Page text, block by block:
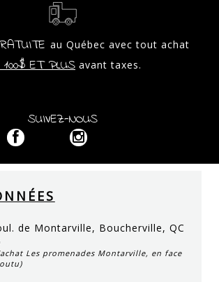
au Québec avec tout achat
ET PLUS avant taxes.
SUIVEZ-NOUS
de Montarville, Boucherville, QC
Les promenades Montarville, en face